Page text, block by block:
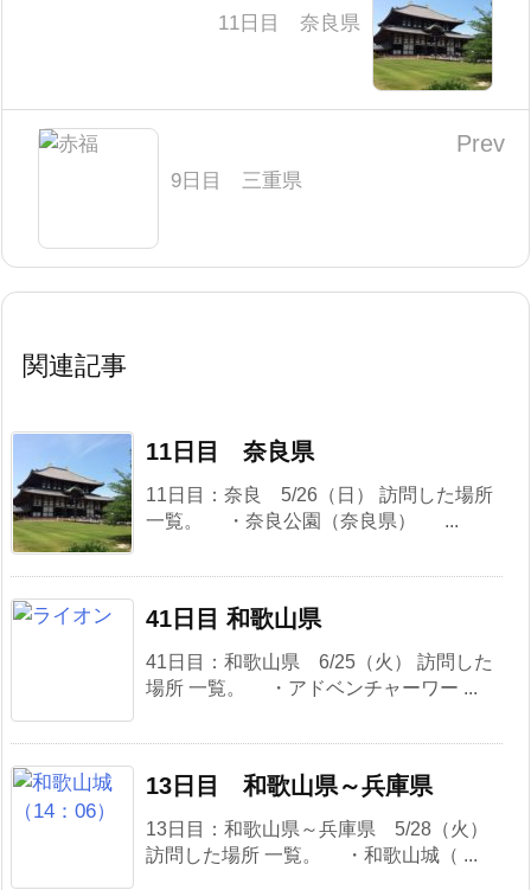
11日目 奈良県
9日目 三重県
Prev
関連記事
11日目 奈良県
11日目：奈良 5/26（日） 訪問した場所
一覧。 ・奈良公園（奈良県） ...
41日目 和歌山県
41日目：和歌山県 6/25（火） 訪問した
場所 一覧。 ・アドベンチャーワー ...
13日目 和歌山県～兵庫県
13日目：和歌山県～兵庫県 5/28（火）
訪問した場所 一覧。 ・和歌山城（ ...